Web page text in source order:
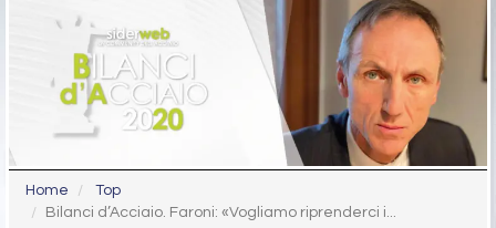
Home
Top
Bilanci d’Acciaio. Faroni: «Vogliamo riprenderci i...